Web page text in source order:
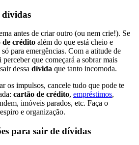
dívidas
antes de criar outro (ou nem crie!). Se
de crédito além do que está cheio e
para emergências. Com a atitude de
que começará a sobrar mais
dessa dívida que tanto incomoda.
os impulsos, cancele tudo que pode te
cartão de crédito, empréstimos,
imóveis parados, etc. Faça o
e organização.
para sair de dívidas